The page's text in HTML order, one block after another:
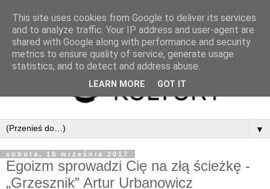
▼
sobota, 16 września 2017
Egoizm sprowadzi Cię na złą ścieżkę -
„Grzesznik” Artur Urbanowicz
This site uses cookies from Google to deliver its services
and to analyze traffic. Your IP address and user-agent are
shared with Google along with performance and security
metrics to ensure quality of service, generate usage
statistics, and to detect and address abuse.
LEARN MORE GOT IT